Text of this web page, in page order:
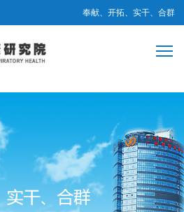
奉献、开拓、实干、合群